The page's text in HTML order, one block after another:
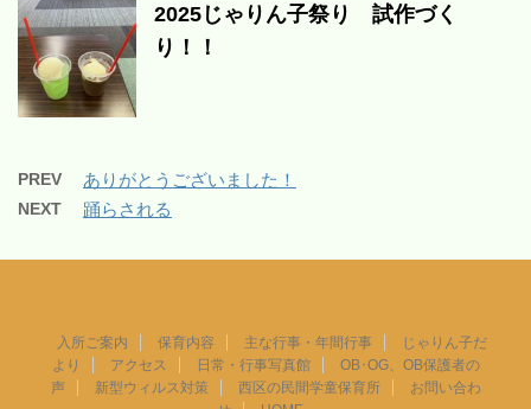
2025じゃりん子祭り 試作づく
り！！
PREV ありがとうございました！
NEXT 踊らされる
入所ご案内 保育内容 主な行事・年間行事
じゃりん子だ
より
アクセス 日常・行事写真館
OB･OG、OB保護者の
声
新型ウィルス対策 西区の民間学童保育所
お問い合わ